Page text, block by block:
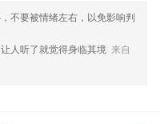
不要被情绪左右，以免影响判
人听了就觉得身临其境 来自